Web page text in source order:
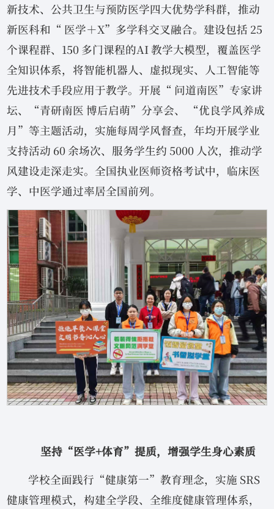
新技术、公共卫生与预防医学四大优势学科群，推动
新医科和“ 医学＋X”多学科交叉融合。建设包括 25
个课程群、150 多门课程的AI 教学大模型，覆盖医学
全知识体系，将智能机器人、虚拟现实、人工智能等
先进技术手段应用于教学。开展“ 问道南医”专家讲
坛、“青研南医 博后启萌”分享会、 “优良学风养成
月”等主题活动，实施每周学风督查，年均开展学业
支持活动 60 余场次、服务学生约 5000 人次，推动学
风建设走深走实。全国执业医师资格考试中，临床医
学、中医学通过率居全国前列。
坚持“医学+体育”提质，增强学生身心素质
学校全面践行“健康第一”教育理念，实施 SRS
健康管理模式，构建全学段、全维度健康管理体系，